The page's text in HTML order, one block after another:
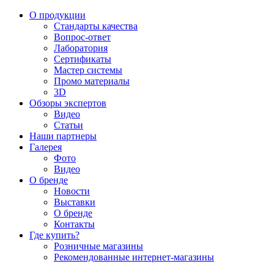
О продукции
Стандарты качества
Вопрос-ответ
Лаборатория
Сертификаты
Мастер системы
Промо материалы
3D
Обзоры экспертов
Видео
Статьи
Наши партнеры
Галерея
Фото
Видео
О бренде
Новости
Выставки
О бренде
Контакты
Где купить?
Розничные магазины
Рекомендованные интернет-магазины